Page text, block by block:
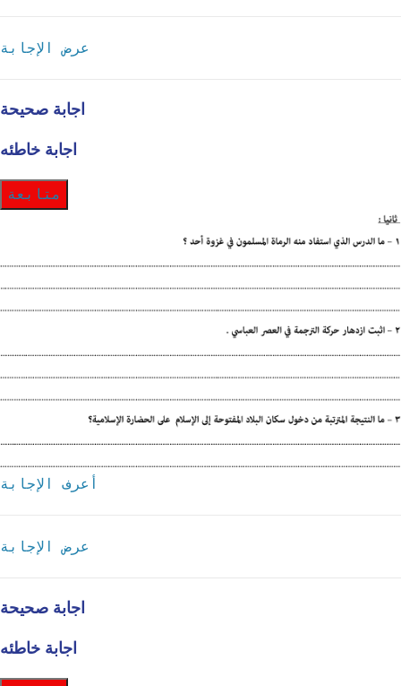
عرض الإجابة
اجابة صحيحة
اجابة خاطئه
متابعة
أعرف الإجابة
عرض الإجابة
اجابة صحيحة
اجابة خاطئه